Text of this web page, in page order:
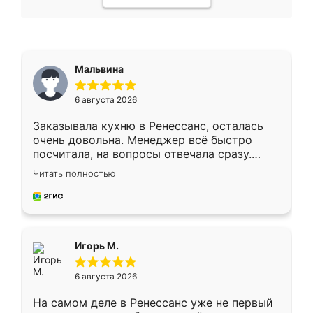
Мальвина
6 августа 2026
Заказывала кухню в Ренессанс, осталась
очень довольна. Менеджер всё быстро
посчитала, на вопросы отвечала сразу.
Замерщик приехал в субботу, подошёл к
делу со всей ответственностью. Собрали
за день, ребята работали аккуратно, даже
Читать полностью
Игорь М.
6 августа 2026
На самом деле в Ренессанс уже не первый